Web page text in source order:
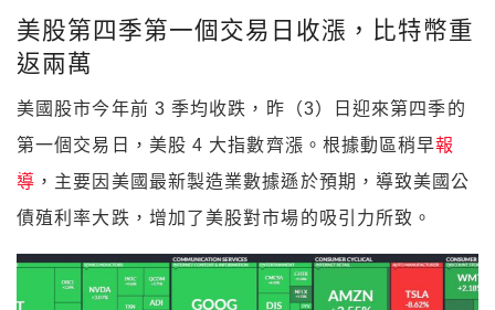
美股第四季第一個交易日收漲，比特幣重
返兩萬
美國股市今年前 3 季均收跌，昨（3）日迎來第四季的
第一個交易日，美股 4 大指數齊漲。根據動區稍早報
導 ，主要因美國最新製造業數據遜於預期，導致美國公
債殖利率大跌，增加了美股對市場的吸引力所致。